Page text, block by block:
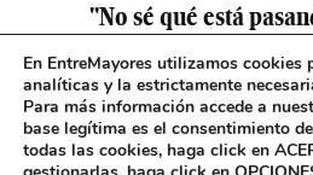
"No sé qué está
Emma Vicente - febrero 11, 2025
Cargar más
En EntreMayores utilizamos
analíticas y la estrictamente
Para más información accede a
base legítima es el consentimiento
todas las cookies, haga click en